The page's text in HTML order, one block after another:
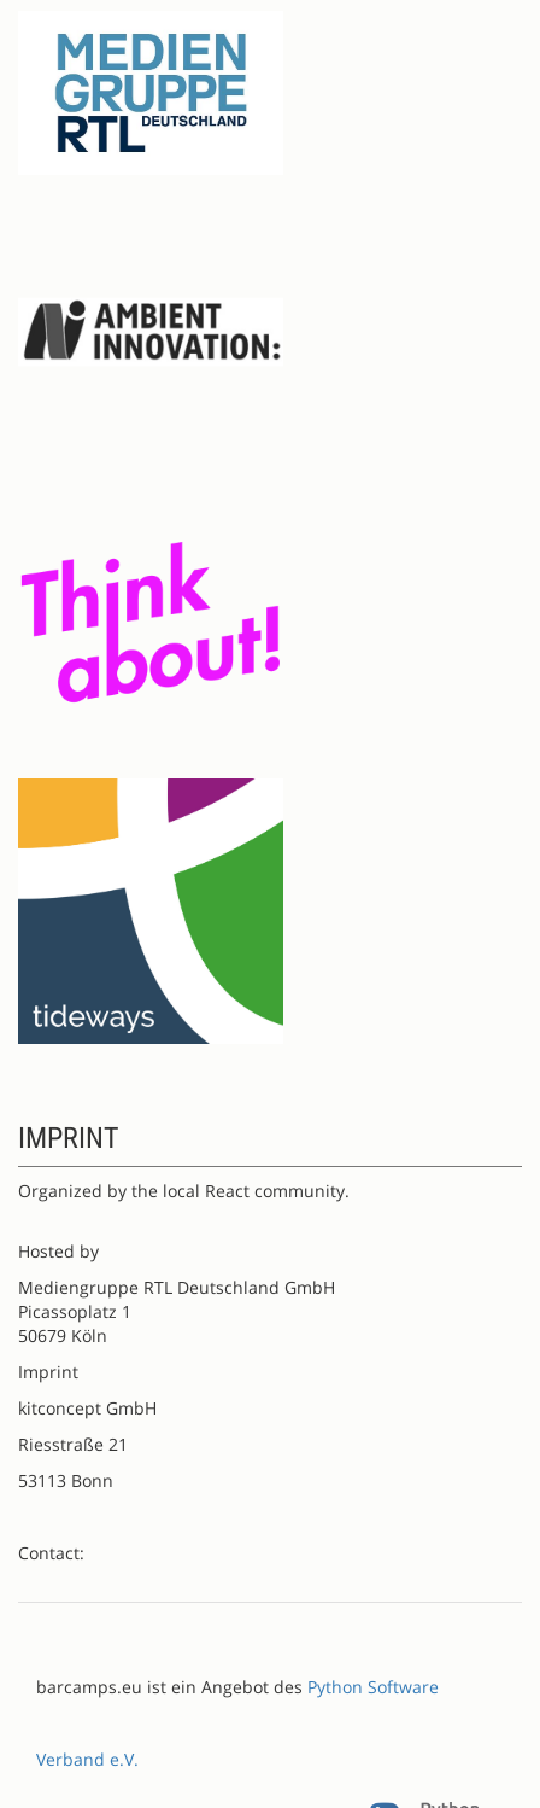
IMPRINT
Organized by the local React community.
Hosted by
Mediengruppe RTL Deutschland GmbH
Picassoplatz 1
50679 Köln
Imprint
kitconcept GmbH
Riesstraße 21
53113 Bonn
Contact:
barcamps.eu ist ein Angebot des Python Software
Verband e.V.